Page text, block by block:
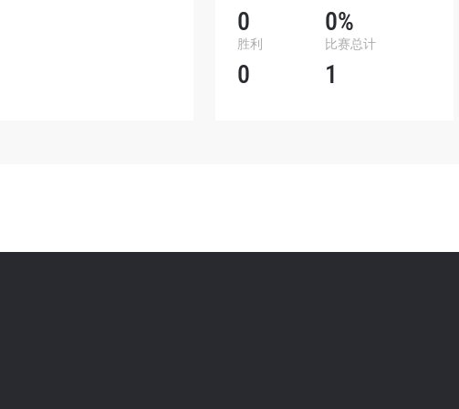
0 0%
胜利
0
比赛总计
1
格签署弹出免责声明，即表示您同意我们的隐私政策，我们将收